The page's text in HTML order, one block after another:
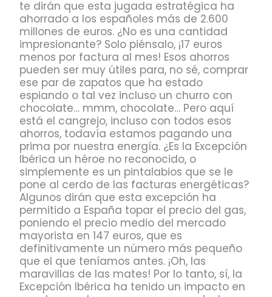
te dirán que esta jugada estratégica ha
ahorrado a los españoles más de 2.600
millones de euros. ¿No es una cantidad
impresionante? Solo piénsalo, ¡17 euros
menos por factura al mes! Esos ahorros
pueden ser muy útiles para, no sé, comprar
ese par de zapatos que ha estado
espiando o tal vez incluso un churro con
chocolate… mmm, chocolate… Pero aquí
está el cangrejo, incluso con todos esos
ahorros, todavía estamos pagando una
prima por nuestra energía. ¿Es la Excepción
Ibérica un héroe no reconocido, o
simplemente es un pintalabios que se le
pone al cerdo de las facturas energéticas?
Algunos dirán que esta excepción ha
permitido a España topar el precio del gas,
poniendo el precio medio del mercado
mayorista en 147 euros, que es
definitivamente un número más pequeño
que el que teníamos antes. ¡Oh, las
maravillas de las mates! Por lo tanto, sí, la
Excepción Ibérica ha tenido un impacto en